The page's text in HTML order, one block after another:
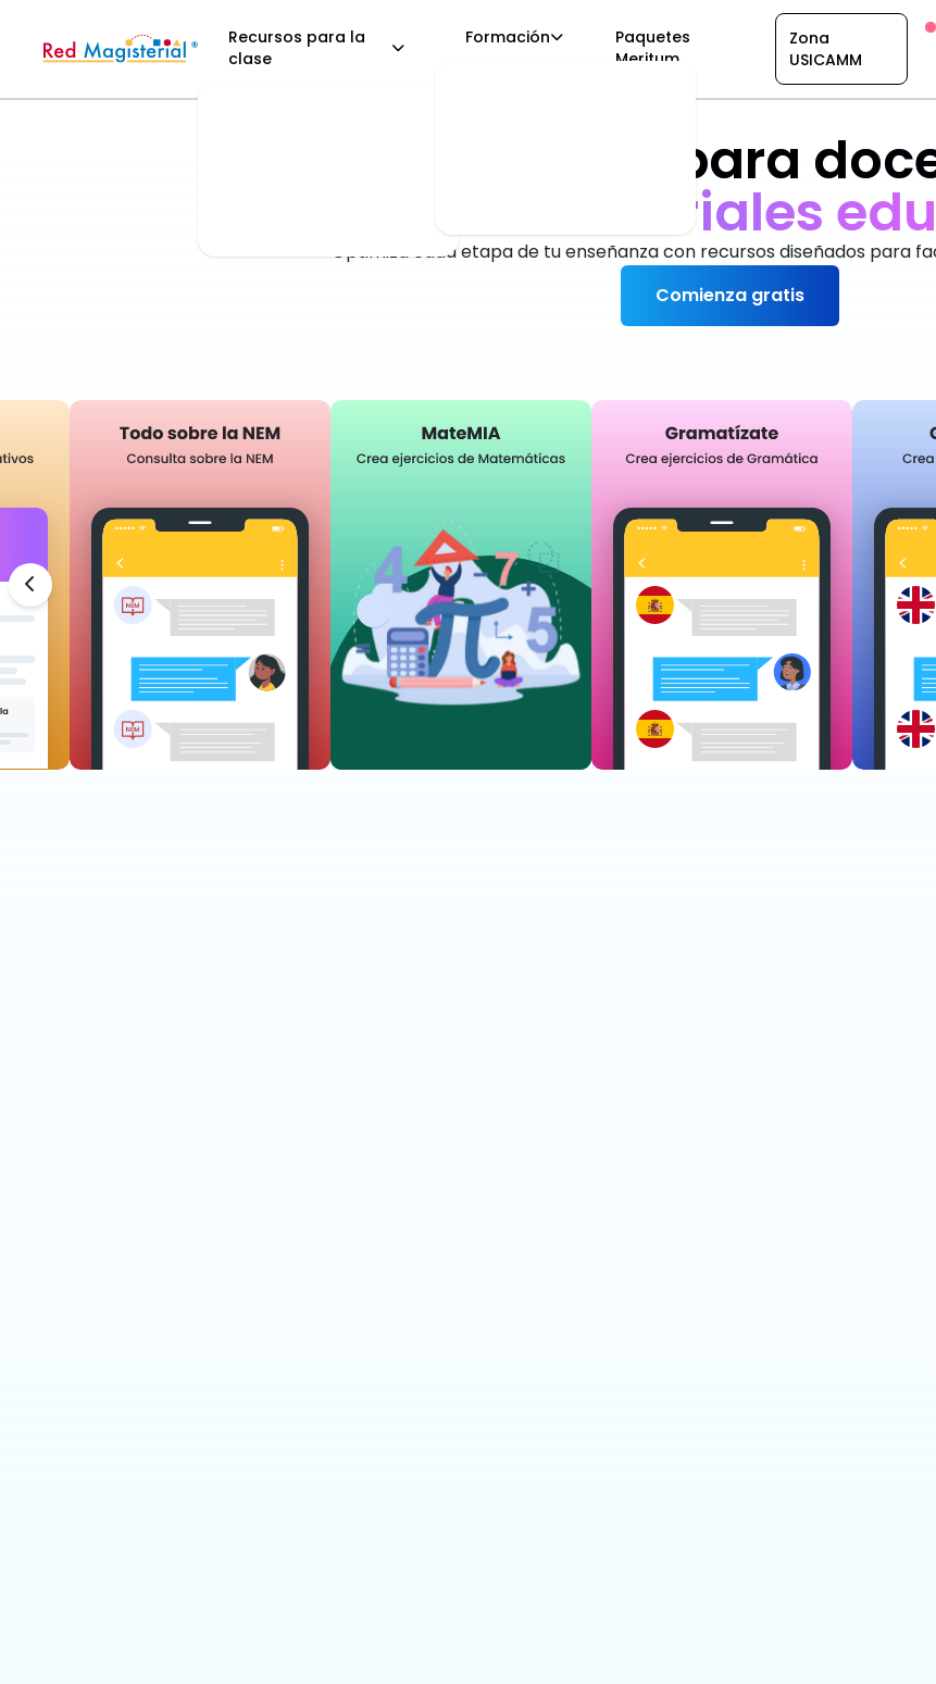
Recursos para la
clase
Formación
Paquetes
Meritum
Zona
USICAMM
La plataforma para
xcele nt
Optimiza cada etapa de tu enseñanza con recursos diseñados para
Comienza gratis